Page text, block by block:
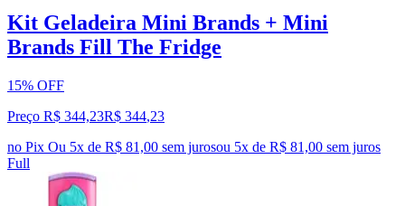
Kit Geladeira Mini Brands + Mini
Brands Fill The Fridge
15% OFF
Preço R$ 344,23R$ 344,23
no Pix Ou 5x de R$ 81,00 sem jurosou 5x de R$ 81,00 sem juros
Full